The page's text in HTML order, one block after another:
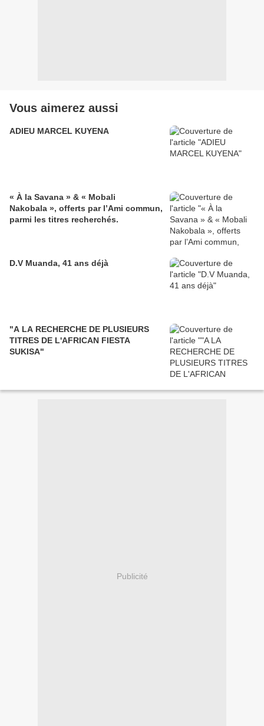
Vous aimerez aussi
ADIEU MARCEL KUYENA
« À la Savana » & « Mobali
Nakobala », offerts par l’Ami commun,
parmi les titres recherchés.
D.V Muanda, 41 ans déjà
"A LA RECHERCHE DE PLUSIEURS
TITRES DE L'AFRICAN FIESTA
SUKISA"
Publicité